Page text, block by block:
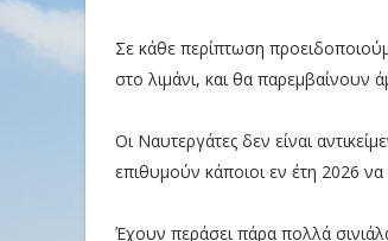
Σε κάθε περίπτωση
στο λιμάνι, και θα παρεμβαίνουν
Οι Ναυτεργάτες δεν είναι
επιθυμούν κάποιοι εν έτη 2026
Έχουν περάσει πάρα πολλά